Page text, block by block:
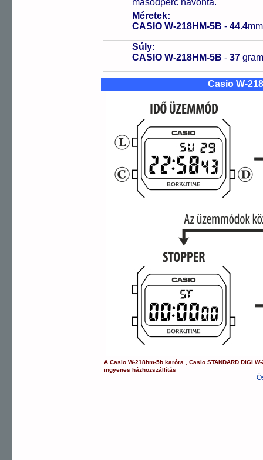
másodperc havonta.
Méretek:
CASIO W-218HM-5B - 44.4
Súly:
CASIO W-218HM-5B - 37
Casio W-
ACasio W-218hm-5b karóra ,Casio STANDARD DIGI
ingyenes házhozszállítás